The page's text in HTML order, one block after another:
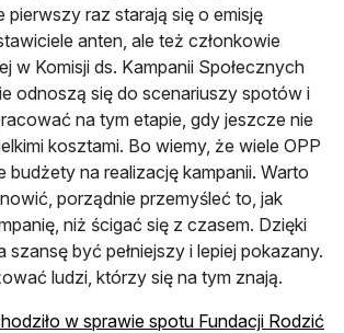
pierwszy raz starają się o emisję
anten, ale też członkowie
w Komisji ds. Kampanii Społecznych
odnoszą się do scenariuszy spotów i
na tym etapie, gdy jeszcze nie
kosztami. Bo wiemy, że wiele OPP
budżety na realizację kampanii. Warto
porządnie przemyśleć to, jak
niż ścigać się z czasem. Dzięki
szansę być pełniejszy i lepiej pokazany.
ludzi, którzy się na tym znają.
w sprawie spotu Fundacji Rodzić